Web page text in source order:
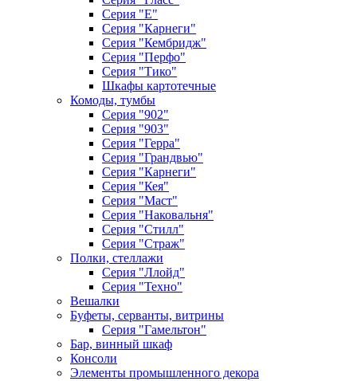
Серия "Е"
Серия "Карнеги"
Серия "Кембридж"
Серия "Перфо"
Серия "Тико"
Шкафы картотечные
Комоды, тумбы
Серия "902"
Серия "903"
Серия "Герра"
Серия "Грандвью"
Серия "Карнеги"
Серия "Кея"
Серия "Маст"
Серия "Наковальня"
Серия "Стилл"
Серия "Страж"
Полки, стеллажи
Серия "Ллойд"
Серия "Техно"
Вешалки
Буфеты, серванты, витрины
Серия "Гамельтон"
Бар, винный шкаф
Консоли
Элементы промышленного декора